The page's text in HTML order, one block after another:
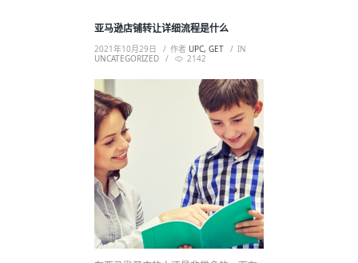
亚马逊店铺转让详细流程是什么
2021年10月29日 作者 UPC, GET
IN
UNCATEGORIZED
2142